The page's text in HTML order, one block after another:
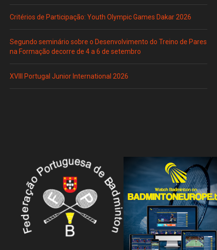
Critérios de Participação: Youth Olympic Games Dakar 2026
Segundo seminário sobre o Desenvolvimento do Treino de Pares
na Formação decorre de 4 a 6 de setembro
XVIII Portugal Junior International 2026